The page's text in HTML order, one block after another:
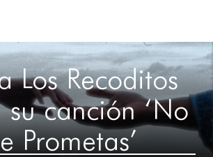
Los Recoditos
su canción ‘No
Prometas’